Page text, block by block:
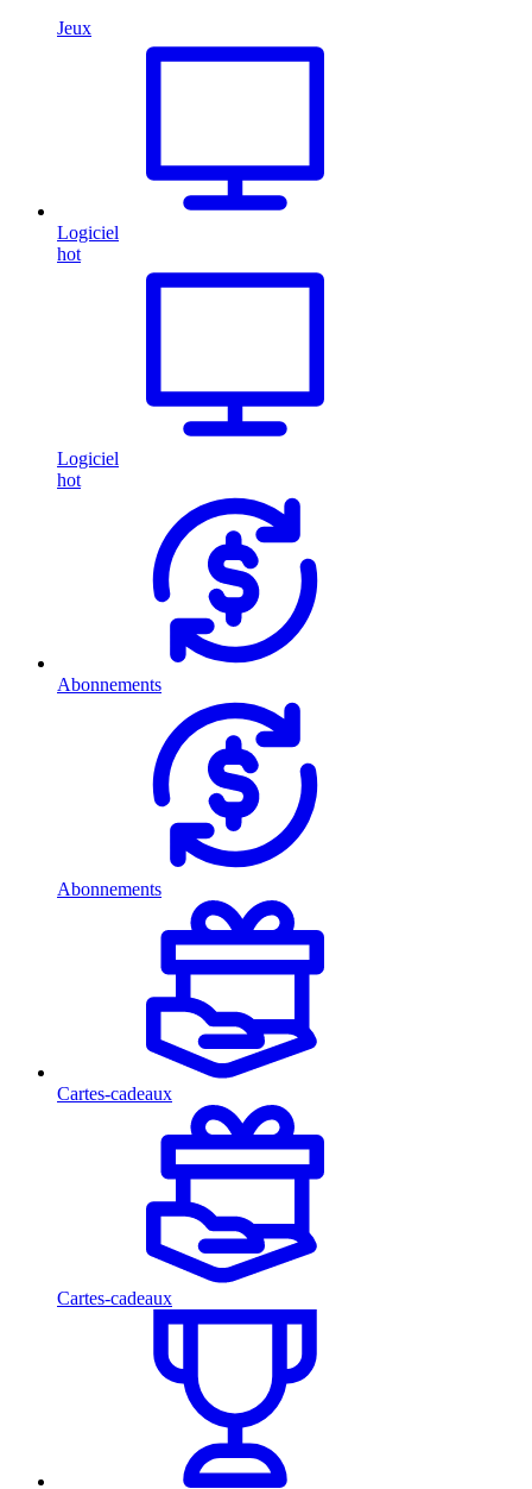
Jeux
Logiciel
hot
Logiciel
hot
Abonnements
Abonnements
Cartes-cadeaux
Cartes-cadeaux